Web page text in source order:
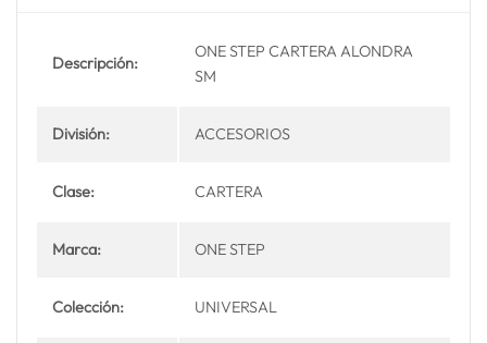
Descripción:
ONE STEP CARTERA ALONDRA
SM
División: ACCESORIOS
Clase: CARTERA
Marca: ONE STEP
Colección: UNIVERSAL